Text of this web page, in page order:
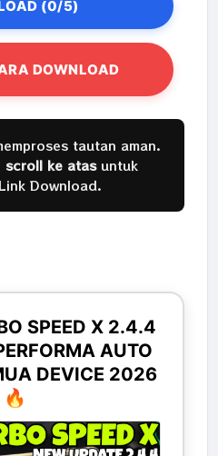
(0/5)
DOWNLOAD
tautan aman.
scroll ke atasuntuk
Download.
SPEED X 2.4.4
AUTO
DEVICE 2026
🔥